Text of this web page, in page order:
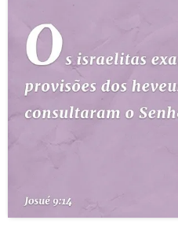
10 MANDAMENTOS
ESTUDOS BÍBLICOS
ESBOÇOS DE PREGAÇÃO
PERGUNTE À BÍBLIA